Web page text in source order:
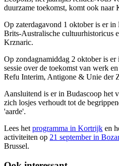
duurzame toekomst, komt ook naar
Op zaterdagavond 1 oktober is er
Brits-Australische cultuurhistoricus
Krznaric.
Op zondagnamiddag 2 oktober is
sessie over de toekomst van werk
Refu Interim, Antigone & Unie der
Aansluitend is er in Budascoop het
zich losjes verhoudt tot de
'aarde'.
Lees hetprogramma in Kortrijk en
activiteiten op 21 september in
Brussel.